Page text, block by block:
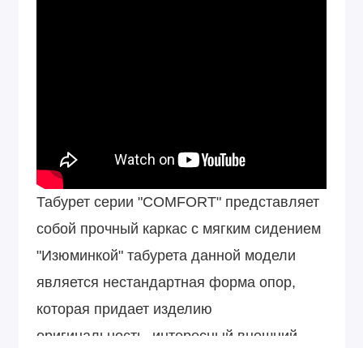
Табурет серии "COMFORT" представляет
собой прочный каркас с мягким сидением
"Изюминкой" табурета данной модели
является нестандартная форма опор,
которая придает изделию
оригинальность, интересный внешний